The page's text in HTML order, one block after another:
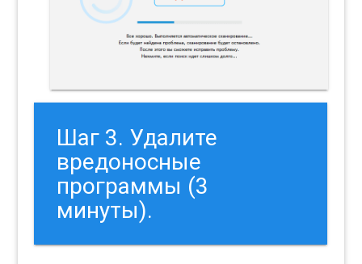
Шаг 3. Удалите
вредоносные
программы (3
минуты).